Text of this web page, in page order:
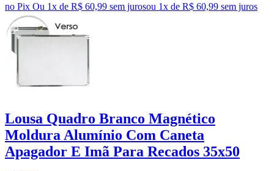
no Pix Ou 1x de R$ 60,99 sem jurosou 1x de R$ 60,99 sem juros
Lousa Quadro Branco Magnético
Moldura Alumínio Com Caneta
Apagador E Imã Para Recados 35x50